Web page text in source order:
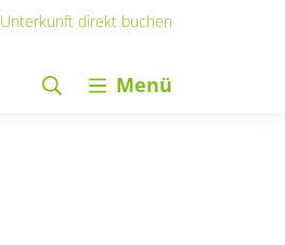
Unterkunft direkt buchen
Menü